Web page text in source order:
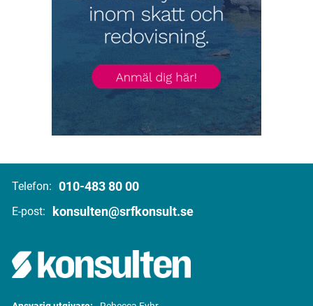
Telefon: 010-483 80 00
E-post: konsulten@srfkonsult.se